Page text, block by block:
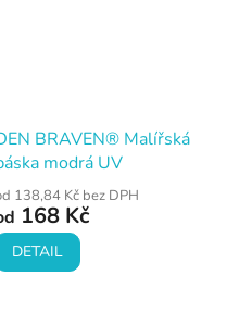
BRAVEN® Malířská
modrá UV
138,84 Kč bez DPH
168 Kč
DETAIL